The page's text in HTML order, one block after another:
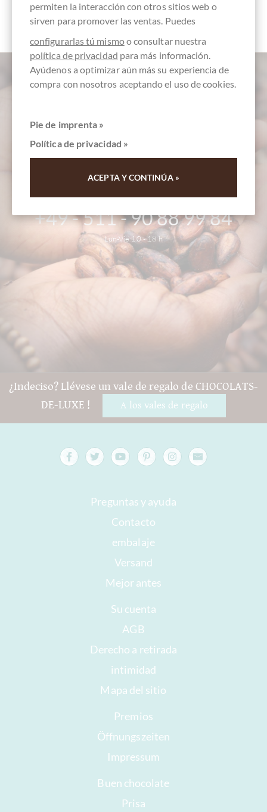
atención al cliente
+49 - 511 - 90 88 99 84
Lun-Vie 10 - 18 h
¿Indeciso? Llévese un vale de regalo de CHOCOLATS-
DE-LUXE !
A los vales de regalo
Preguntas y ayuda
Contacto
embalaje
Versand
Mejor antes
Su cuenta
AGB
Derecho a retirada
intimidad
Mapa del sitio
Premios
Öffnungszeiten
Impressum
Buen chocolate
Prisa
permiten la interacción con otros sitios web o
sirven para promover las ventas. Puedes
configurarlas tú mismoo consultar nuestra
política de privacidad para más información.
Ayúdenos a optimizar aún más su experiencia de
compra con nosotros aceptando el uso de cookies.
Pie de imprenta »
Política de privacidad »
ACEPTA Y CONTINÚA »